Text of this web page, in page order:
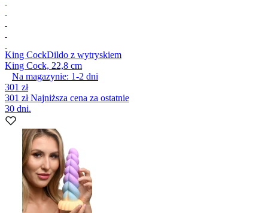
King CockDildo z wytryskiem
King Cock, 22,8 cm
Na magazynie: 1-2 dni
301 zł
301 złNajniższa cena za ostatnie
30 dni.